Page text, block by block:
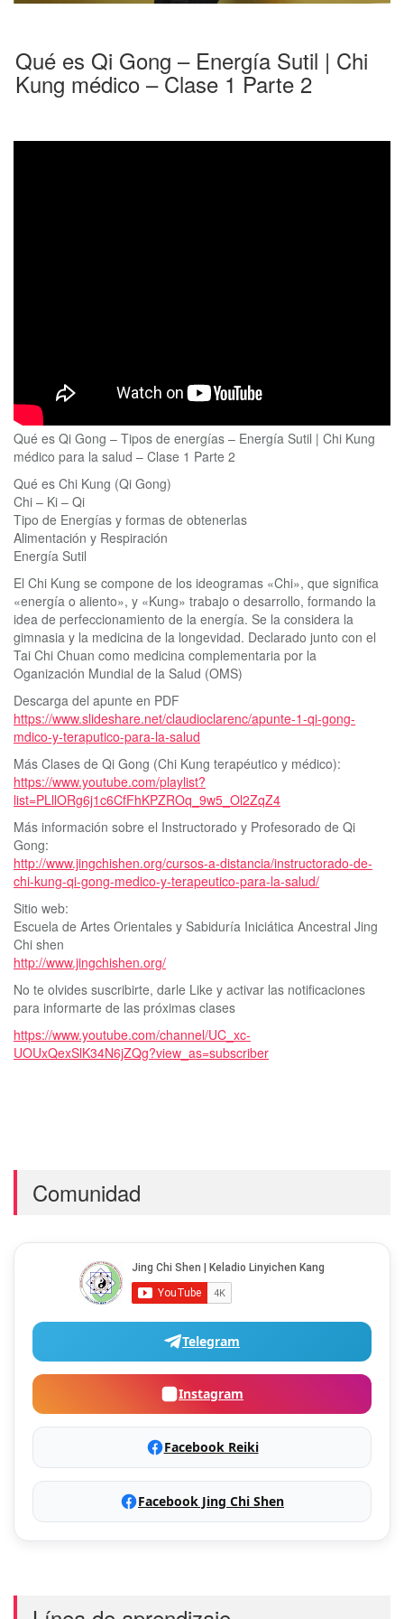
Qué es Qi Gong – Energía Sutil | Chi
Kung médico – Clase 1 Parte 2
Qué es Qi Gong – Tipos de energías – Energía Sutil | Chi Kung
médico para la salud – Clase 1 Parte 2
Qué es Chi Kung (Qi Gong)
Chi – Ki – Qi
Tipo de Energías y formas de obtenerlas
Alimentación y Respiración
Energía Sutil
El Chi Kung se compone de los ideogramas «Chi», que significa
«energía o aliento», y «Kung» trabajo o desarrollo, formando la
idea de perfeccionamiento de la energía. Se la considera la
gimnasia y la medicina de la longevidad. Declarado junto con el
Tai Chi Chuan como medicina complementaria por la
Oganización Mundial de la Salud (OMS)
Descarga del apunte en PDF
https://www.slideshare.net/claudioclarenc/apunte-1-qi-gong-
mdico-y-teraputico-para-la-salud
Más Clases de Qi Gong (Chi Kung terapéutico y médico):
https://www.youtube.com/playlist?
list=PLllORg6j1c6CfFhKPZROq_9w5_Ol2ZqZ4
Más información sobre el Instructorado y Profesorado de Qi
Gong:
http://www.jingchishen.org/cursos-a-distancia/instructorado-de-
chi-kung-qi-gong-medico-y-terapeutico-para-la-salud/
Sitio web:
Escuela de Artes Orientales y Sabiduría Iniciática Ancestral Jing
Chi shen
http://www.jingchishen.org/
No te olvides suscribirte, darle Like y activar las notificaciones
para informarte de las próximas clases
https://www.youtube.com/channel/UC_xc-
UOUxQexSlK34N6jZQg?view_as=subscriber
Comunidad
Telegram
Instagram
Facebook Reiki
Facebook Jing Chi Shen